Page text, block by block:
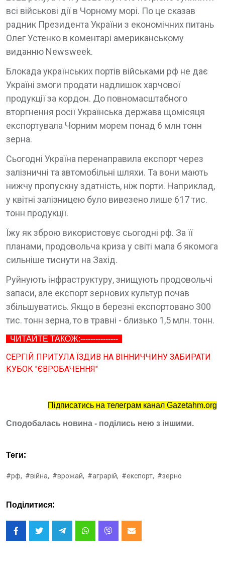
всі військові дії в Чорному морі. По це сказав
радник Президента України з економічних питань
Олег Устенко в коментарі американському
виданню Newsweek.
Блокада українських портів військами рф не дає
Україні змоги продати надлишок харчової
продукції за кордон. До повномасштабного
вторгнення росії Українська держава щомісяця
експортувала Чорним морем понад 6 млн тонн
зерна.
Сьогодні Україна перенаправила експорт через
залізничні та автомобільні шляхи. Та вони мають
нижчу пропускну здатність, ніж порти. Наприклад,
у квітні залізницею було вивезено лише 617 тис.
тонн продукції.
Їжу як зброю використовує сьогодні рф. За її
планами, продовольча криза у світі мала б якомога
сильніше тиснути на Захід.
Руйнують інфраструктуру, знищують продовольчі
запаси, але експорт зернових культур почав
збільшуватись. Якщо в березні експортовано 300
тис. тонн зерна, то в травні - близько 1,5 млн. тонн.
ЧИТАЙТЕ ТАКОЖ:---------------
СЕРГІЙ ПРИТУЛА ЇЗДИВ НА ВІННИЧЧИНУ ЗАБИРАТИ
КУБОК "ЄВРОБАЧЕННЯ"
Підписатись на телеграм канал Gazetahm.org
Сподобалась новина - поділись нею з іншими.
Теги:
#рф, #війна, #врожай, #аграрій, #експорт, #зерно
Поділитися: